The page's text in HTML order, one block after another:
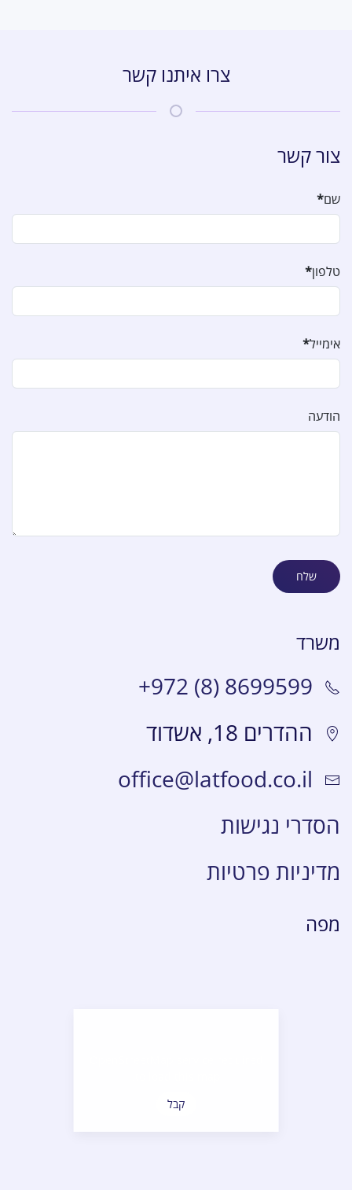
צרו איתנו קשר
צור קשר
שם*
טלפון*
אימייל*
הודעה
שלח
משרד
+972 (8) 8699599
ההדרים 18, אשדוד
office@latfood.co.il
הסדרי נגישות
מדיניות פרטיות
מפה
קבל